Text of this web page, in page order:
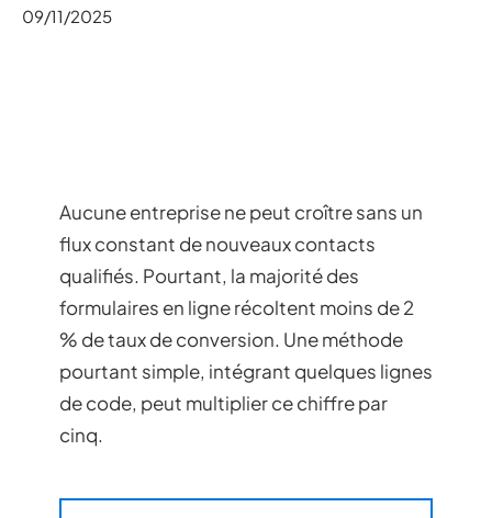
09/11/2025
Aucune entreprise ne peut croître sans un
flux constant de nouveaux contacts
qualifiés. Pourtant, la majorité des
formulaires en ligne récoltent moins de 2
% de taux de conversion. Une méthode
pourtant simple, intégrant quelques lignes
de code, peut multiplier ce chiffre par
cinq.